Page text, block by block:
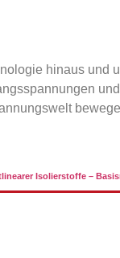
hinaus und
Isolierstoffe –